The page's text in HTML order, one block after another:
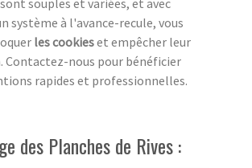
souples et variées, et avec
système à l'avance-recule, vous
les cookieset empêcher leur
Contactez-nous pour bénéficier
rapides et professionnelles.
des Planches de Rives :